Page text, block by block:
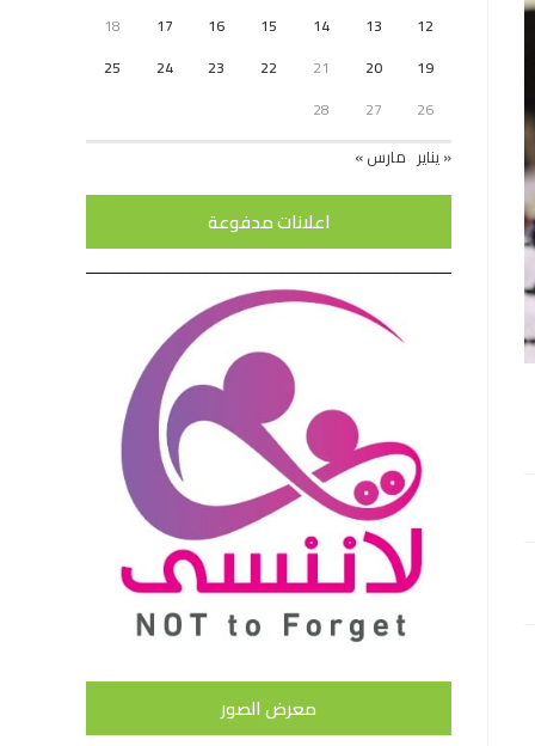
12
13
14
15
16
17
18
19
20
21
22
23
24
25
26
27
28
« يناير مارس »
اعلانات مدفوعة
معرض الصور